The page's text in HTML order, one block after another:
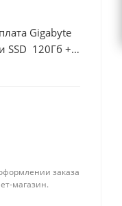
Gigabyte
SSD 120Гб +
заказа
магазин.